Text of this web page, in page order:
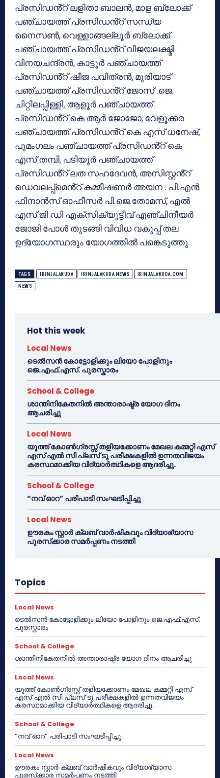
പ്രസിഡൻ്റ് ലളിതാ ബാലൻ, മാള ബ്ലോക്ക്
പഞ്ചായത്ത് പ്രസിഡൻ്റ് സന്ധ്യ
നൈസൺ, വെള്ളാങ്ങല്ലൂർ ബ്ലോക്ക്
പഞ്ചായത്ത് പ്രസിഡൻ്റ് വിജയലക്ഷ്മി
വിനയചന്ദ്രൻ, കാട്ടൂർ പഞ്ചായത്ത്
പ്രസിഡൻ്റ് ഷീജ പവിത്രൻ, മുരിയാട്
പഞ്ചായത്ത് പ്രസിഡൻ്റ് ജോസ് .ജെ.
ചിറ്റിലപ്പിള്ളി, ആളൂർ പഞ്ചായത്ത്
പ്രസിഡൻ്റ് കെ ആർ ജോജോ, വേളൂക്കര
പഞ്ചായത്ത് പ്രസിഡൻ്റ് കെ എസ് ധനേഷ്,
പൂമംഗലം പഞ്ചായത്ത് പ്രസിഡൻ്റ് കെ
എസ് തമ്പി, പടിയൂർ പഞ്ചായത്ത്
പ്രസിഡൻ്റ് ലത സഹദേവൻ, അസിസ്റ്റൻ്റ്
ഡെവലപ്പ്മെൻ്റ് കമ്മീഷണർ അയന . പി.എൻ
ഫിനാൻസ് ഓഫീസർ പി.ജെ.തോമസ്, എൽ
എസ് ജി ഡി എക്സിക്യൂട്ടീവ് എഞ്ചിനീയർ
ജോജി പോൾ തുടങ്ങി വിവിധ വകുപ്പ് തല
ഉദ്യോഗസ്ഥരും യോഗത്തിൽ പങ്കെടുത്തു.
TAGS IRINJALAKUDA IRINJALAKUDA NEWS IRINJALAKUDA.COM
NEWS
Hot this week
Local News
ടെൽസൻ കോട്ടോളിക്കും ലിയോ പോളിനും
ജെ.എഫ്.എസ്. പുരസ്കാരം
School & College
ശാന്തിനികേതനിൽ അന്താരാഷ്ട്ര യോഗ ദിനം
ആചരിച്ചു
Local News
യൂത്ത് കോൺഗ്രസ്സ് തളിയക്കോണം മേഖല കമ്മറ്റി എസ്
എസ് എൽ സി പ്ലസ് ടു പരീക്ഷകളിൽ ഉന്നതവിജയം
കരസ്ഥമാക്കിയ വിദ്യാർത്ഥികളെ ആദരിച്ചു.
School & College
“നവ് ഓറ” പരിപാടി സംഘടിപ്പിച്ചു
Local News
ഊരകം സ്റ്റാർ ക്ലബ് വാർഷികവും വിദ്യാഭ്യാസ
പുരസ്‌ക്കാര സമർപ്പണം നടത്തി
Topics
Local News
ടെൽസൻ കോട്ടോളിക്കും ലിയോ പോളിനും ജെ.എഫ്.എസ്.
പുരസ്കാരം
School & College
ശാന്തിനികേതനിൽ അന്താരാഷ്ട്ര യോഗ ദിനം ആചരിച്ചു
Local News
യൂത്ത് കോൺഗ്രസ്സ് തളിയക്കോണം മേഖല കമ്മറ്റി എസ്
എസ് എൽ സി പ്ലസ് ടു പരീക്ഷകളിൽ ഉന്നതവിജയം
കരസ്ഥമാക്കിയ വിദ്യാർത്ഥികളെ ആദരിച്ചു.
School & College
“നവ് ഓറ” പരിപാടി സംഘടിപ്പിച്ചു
Local News
ഊരകം സ്റ്റാർ ക്ലബ് വാർഷികവും വിദ്യാഭ്യാസ
പുരസ്‌ക്കാര സമർപ്പണം നടത്തി